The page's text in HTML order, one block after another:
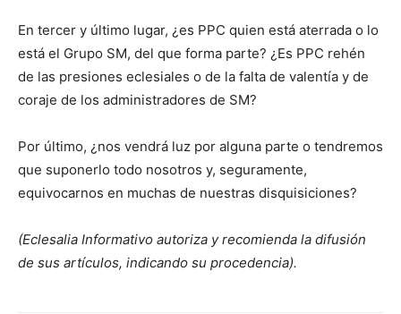
En tercer y último lugar, ¿es PPC quien está aterrada o lo
está el Grupo SM, del que forma parte? ¿Es PPC rehén
de las presiones eclesiales o de la falta de valentía y de
coraje de los administradores de SM?
Por último, ¿nos vendrá luz por alguna parte o tendremos
que suponerlo todo nosotros y, seguramente,
equivocarnos en muchas de nuestras disquisiciones?
(Eclesalia Informativo autoriza y recomienda la difusión
de sus artículos, indicando su procedencia).